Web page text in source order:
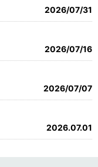
2026/07/31
2026/07/16
2026/07/07
2026.07.01